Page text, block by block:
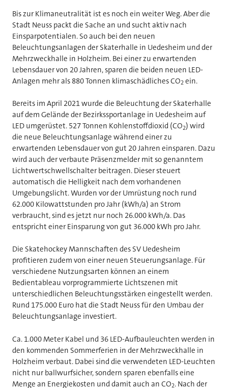
Bis zur Klimaneutralität ist es noch ein weiter Weg. Aber die
Stadt Neuss packt die Sache an und sucht aktiv nach
Einsparpotentialen. So auch bei den neuen
Beleuchtungsanlagen der Skaterhalle in Uedesheim und der
Mehrzweckhalle in Holzheim. Bei einer zu erwartenden
Lebensdauer von 20 Jahren, sparen die beiden neuen LED-
Anlagen mehr als 880 Tonnen klimaschädliches CO2 ein.
Bereits im April 2021 wurde die Beleuchtung der Skaterhalle
auf dem Gelände der Bezirkssportanlage in Uedesheim auf
LED umgerüstet. 527 Tonnen Kohlenstoffdioxid (CO2) wird
die neue Beleuchtungsanlage während einer zu
erwartenden Lebensdauer von gut 20 Jahren einsparen. Dazu
wird auch der verbaute Präsenzmelder mit so genanntem
Lichtwertschwellschalter beitragen. Dieser steuert
automatisch die Helligkeit nach dem vorhandenen
Umgebungslicht. Wurden vor der Umrüstung noch rund
62.000 Kilowattstunden pro Jahr (kWh/a) an Strom
verbraucht, sind es jetzt nur noch 26.000 kWh/a. Das
entspricht einer Einsparung von gut 36.000 kWh pro Jahr.
Die Skatehockey Mannschaften des SV Uedesheim
profitieren zudem von einer neuen Steuerungsanlage. Für
verschiedene Nutzungsarten können an einem
Bedientableau vorprogrammierte Lichtszenen mit
unterschiedlichen Beleuchtungsstärken eingestellt werden.
Rund 175.000 Euro hat die Stadt Neuss für den Umbau der
Beleuchtungsanlage investiert.
Ca. 1.000 Meter Kabel und 36 LED-Aufbauleuchten werden in
den kommenden Sommerferien in der Mehrzweckhalle in
Holzheim verbaut. Dabei sind die verwendeten LED-Leuchten
nicht nur ballwurfsicher, sondern sparen ebenfalls eine
Menge an Energiekosten und damit auch an CO2. Nach der